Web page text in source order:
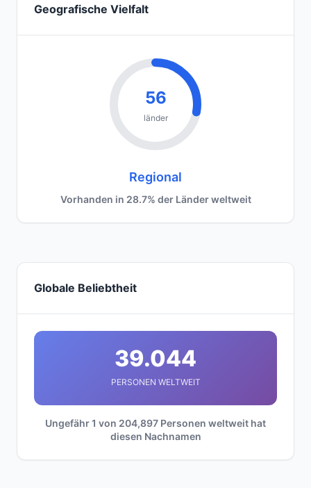
Geografische Vielfalt
56
länder
Regional
Vorhanden in 28.7% der Länder weltweit
Globale Beliebtheit
39.044
PERSONEN WELTWEIT
Ungefähr 1 von 204,897 Personen weltweit hat
diesen Nachnamen